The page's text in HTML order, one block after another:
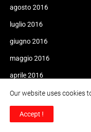
agosto 2016
luglio 2016
giugno 2016
maggio 2016
aprile 2016
marzo 2016
febbraio 2016
Our website uses cookies
Accept !